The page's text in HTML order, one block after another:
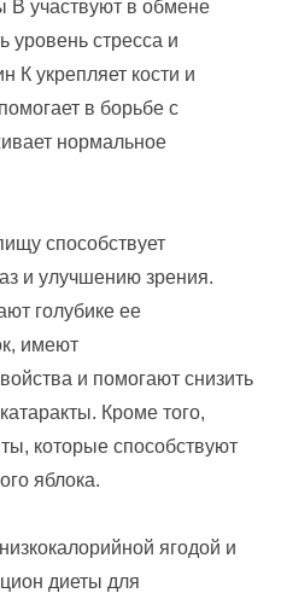
В участвуют в обмене
уровень стресса и
К укрепляет кости и
в борьбе с
нормальное
способствует
и улучшению зрения.
голубике ее
имеют
и помогают снизить
Кроме того,
которые способствуют
яблока.
ягодой и
диеты для